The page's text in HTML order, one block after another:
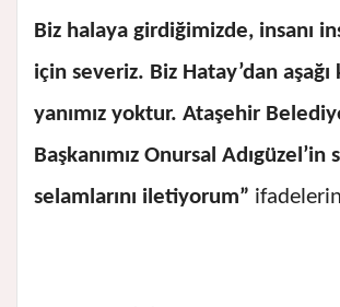
Biz halaya girdiğimizde, insanı
için severiz. Biz Hatay’dan aşağı
yanımız yoktur. Ataşehir
Başkanımız Onursal Adıgüzel’in
selamlarını iletiyorum”